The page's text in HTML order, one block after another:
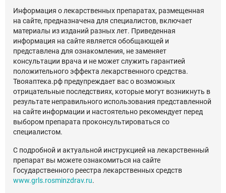
Информация о лекарственных препаратах, размещенная
на сайте, предназначена для специалистов, включает
материалы из изданий разных лет. Приведенная
информация на сайте является обобщающей и
представлена для ознакомления, не заменяет
консультации врача и не может служить гарантией
положительного эффекта лекарственного средства.
Твояаптека.рф предупреждает вас о возможных
отрицательные последствиях, которые могут возникнуть в
результате неправильного использования представленной
на сайте информации и настоятельно рекомендует перед
выбором препарата проконсультироваться со
специалистом.
С подробной и актуальной инструкцией на лекарственный
препарат вы можете ознакомиться на сайте
Государственного реестра лекарственных средств
www.grls.rosminzdrav.ru.